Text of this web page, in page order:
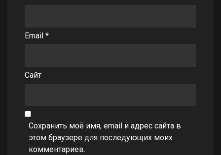
Email *
Сайт
Сохранить моё имя, email и адрес сайта в
этом браузере для последующих моих
комментариев.